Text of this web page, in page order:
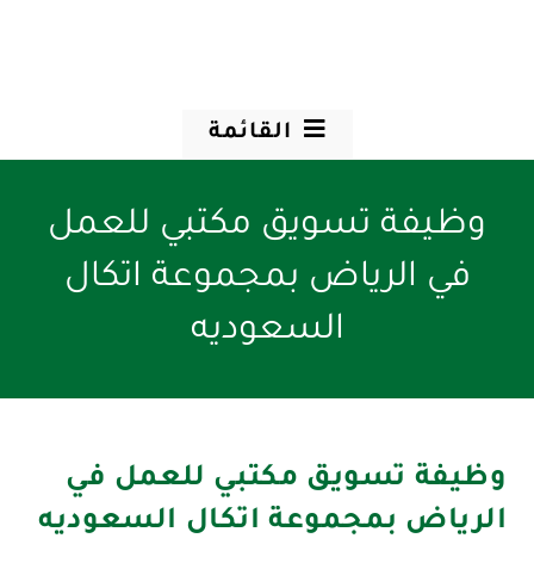
القائمة
وظيفة تسويق مكتبي للعمل
في الرياض بمجموعة اتكال
السعوديه
وظيفة تسويق مكتبي للعمل في
الرياض بمجموعة اتكال السعوديه